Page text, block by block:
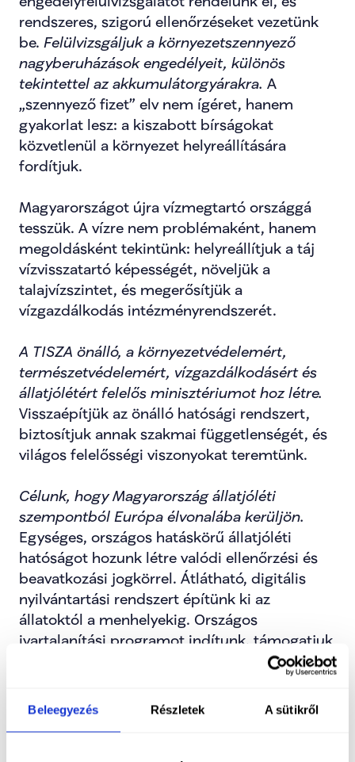
Beleegyezés Részletek A sütikről
rendszeres, szigorú ellenőrzéseket vezetünk
be. Felülvizsgáljuk a környezetszennyező
nagyberuházások engedélyeit, különös
tekintettel az akkumulátorgyárakra. A
„szennyező fizet” elv nem ígéret, hanem
gyakorlat lesz: a kiszabott bírságokat
közvetlenül a környezet helyreállítására
fordítjuk.
Magyarországot újra vízmegtartó országgá
tesszük. A vízre nem problémaként, hanem
megoldásként tekintünk: helyreállítjuk a táj
vízvisszatartó képességét, növeljük a
talajvízszintet, és megerősítjük a
vízgazdálkodás intézményrendszerét.
A TISZA önálló, a környezetvédelemért,
természetvédelemért, vízgazdálkodásért és
állatjólétért felelős minisztériumot hoz létre.
Visszaépítjük az önálló hatósági rendszert,
biztosítjuk annak szakmai függetlenségét, és
világos felelősségi viszonyokat teremtünk.
Célunk, hogy Magyarország állatjóléti
Egységes, országos hatáskörű állatjóléti
hatóságot hozunk létre valódi ellenőrzési és
beavatkozási jogkörrel. Átlátható, digitális
nyilvántartási rendszert építünk ki az
állatoktól a menhelyekig. Országos
ivartalanítási programot indítunk, támogatjuk
és minősítjük a menhelyeket, rendet teszünk
az adományozásban. Az agrárpolitikában az
állatjólét valódi szempont lesz, és segítjük a
gazdákat a humánusabb állattartásra való